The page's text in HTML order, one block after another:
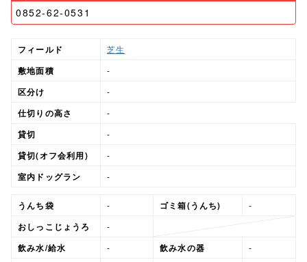
0852-62-0531
フィールド 芝生
敷地面積 -
区分け -
仕切りの高さ -
貸切 -
貸切(オフ会利用) -
室内ドッグラン -
うんち袋 - ゴミ箱(うんち) -
おしっこじょうろ -
飲み水/給水 - 飲み水の器 -